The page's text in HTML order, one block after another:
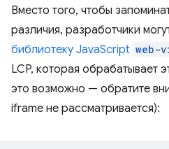
Вместо того, чтобы
различия, разработчики
библиотеку JavaScript web-
LCP, которая обрабатывает
это возможно — обратите
iframe не рассматривается):